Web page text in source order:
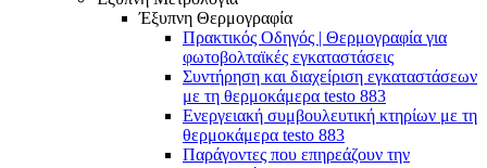
Έξυπνη Θερμογραφία
Πρακτικός Οδηγός | Θερμογραφία για
φωτοβολταϊκές εγκαταστάσεις
Συντήρηση και διαχείριση εγκαταστάσεων
με τη θερμοκάμερα testo 883
Ενεργειακή συμβουλευτική κτηρίων με τη
θερμοκάμερα testo 883
Παράγοντες που επηρεάζουν την